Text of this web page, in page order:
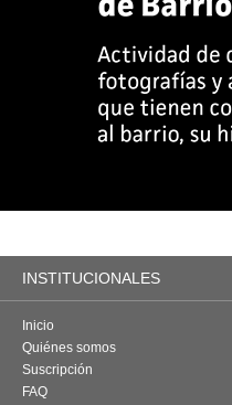
INSTITUCIONALES
Inicio
Quiénes somos
Suscripción
FAQ